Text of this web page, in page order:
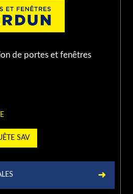
VERDUN À
VERDUN À
de portes et fenêtres
SAV